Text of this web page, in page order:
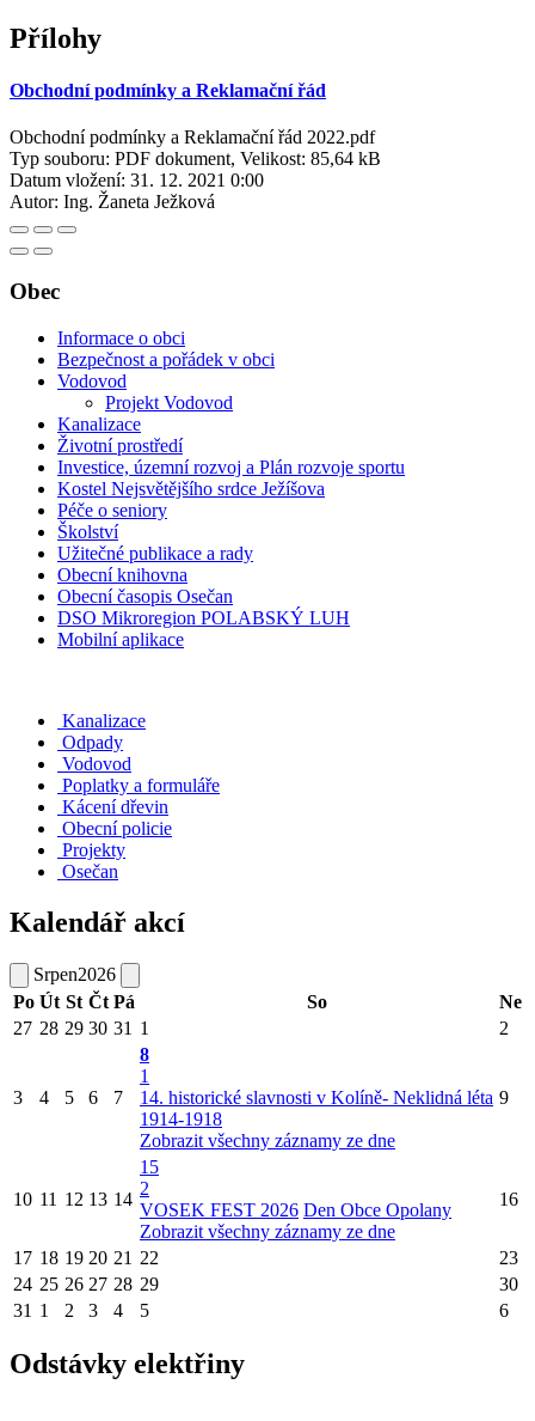
Přílohy
Obchodní podmínky a Reklamační řád
Obchodní podmínky a Reklamační řád 2022.pdf
Typ souboru: PDF dokument, Velikost: 85,64 kB
Datum vložení: 31. 12. 2021 0:00
Autor: Ing. Žaneta Ježková
Obec
Informace o obci
Bezpečnost a pořádek v obci
Vodovod
Projekt Vodovod
Kanalizace
Životní prostředí
Investice, územní rozvoj a Plán rozvoje sportu
Kostel Nejsvětějšího srdce Ježíšova
Péče o seniory
Školství
Užitečné publikace a rady
Obecní knihovna
Obecní časopis Osečan
DSO Mikroregion POLABSKÝ LUH
Mobilní aplikace
Kanalizace
Odpady
Vodovod
Poplatky a formuláře
Kácení dřevin
Obecní policie
Projekty
Osečan
Kalendář akcí
Srpen2026
Po Út St Čt Pá So
Ne
27 28 29 30 31 1 2
3 4 5 6 7
8
1
14. historické slavnosti v Kolíně- Neklidná léta
1914-1918
Zobrazit všechny záznamy ze dne
9
10 11 12 13 14
15
2
VOSEK FEST 2026 Den Obce Opolany
Zobrazit všechny záznamy ze dne
16
17 18 19 20 21 22
23
24 25 26 27 28 29
30
31 1 2 3 4 5 6
Odstávky elektřiny